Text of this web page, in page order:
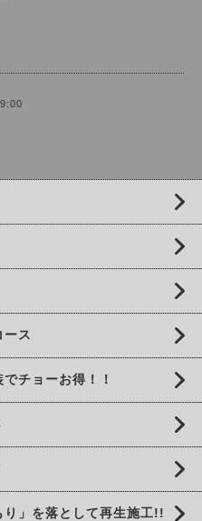
ース
チョーお得！！
」を落として再生施工!!